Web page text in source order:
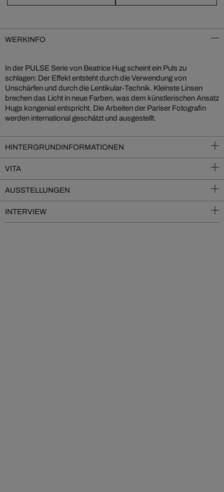
WERKINFO
In der PULSE Serie von Beatrice Hug scheint ein Puls zu
schlagen: Der Effekt entsteht durch die Verwendung von
Unschärfen und durch die Lentikular-Technik. Kleinste Linsen
brechen das Licht in neue Farben, was dem künstlerischen Ansatz
Hugs kongenial entspricht. Die Arbeiten der Pariser Fotografin
werden international geschätzt und ausgestellt.
HINTERGRUNDINFORMATIONEN
VITA
AUSSTELLUNGEN
INTERVIEW